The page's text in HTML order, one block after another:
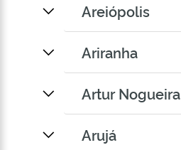
Areiópolis
Ariranha
Artur Nogueira
Arujá